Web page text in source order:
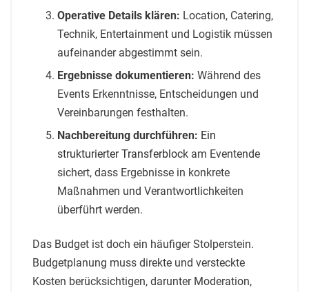
Operative Details klären: Location, Catering,
Technik, Entertainment und Logistik müssen
aufeinander abgestimmt sein.
Ergebnisse dokumentieren: Während des
Events Erkenntnisse, Entscheidungen und
Vereinbarungen festhalten.
Nachbereitung durchführen: Ein
strukturierter Transferblock am Eventende
sichert, dass Ergebnisse in konkrete
Maßnahmen und Verantwortlichkeiten
überführt werden.
Das Budget ist doch ein häufiger Stolperstein.
Budgetplanung muss direkte und versteckte
Kosten berücksichtigen, darunter Moderation,